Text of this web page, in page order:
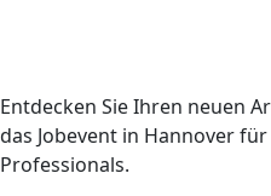
Entdecken Sie Ihren neuen
das Jobevent in Hannover
Professionals.